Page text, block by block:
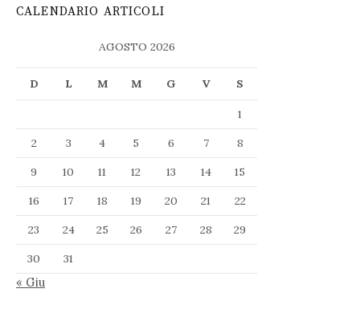
CALENDARIO ARTICOLI
AGOSTO 2026
D L M M G V S
1
2
3 4 5 6 7
8
9
10 11 12 13 14
15
16
17 18 19 20 21
22
23
24 25 26 27 28
29
30
31
« Giu